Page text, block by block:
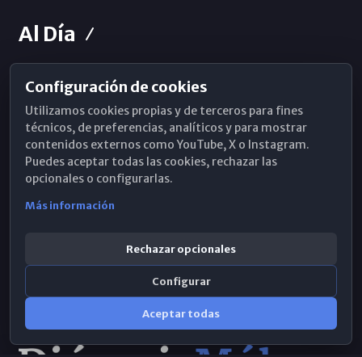
Al Día
Horarios de Misa
Hemeroteca
WhatsApp
Configuración de cookies
Utilizamos cookies propias y de terceros para fines
técnicos, de preferencias, analíticos y para mostrar
contenidos externos como YouTube, X o Instagram.
Puedes aceptar todas las cookies, rechazar las
opcionales o configurarlas.
Más información
Rechazar opcionales
Configurar
Aceptar todas